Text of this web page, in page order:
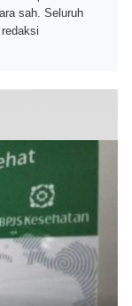
sah. Seluruh